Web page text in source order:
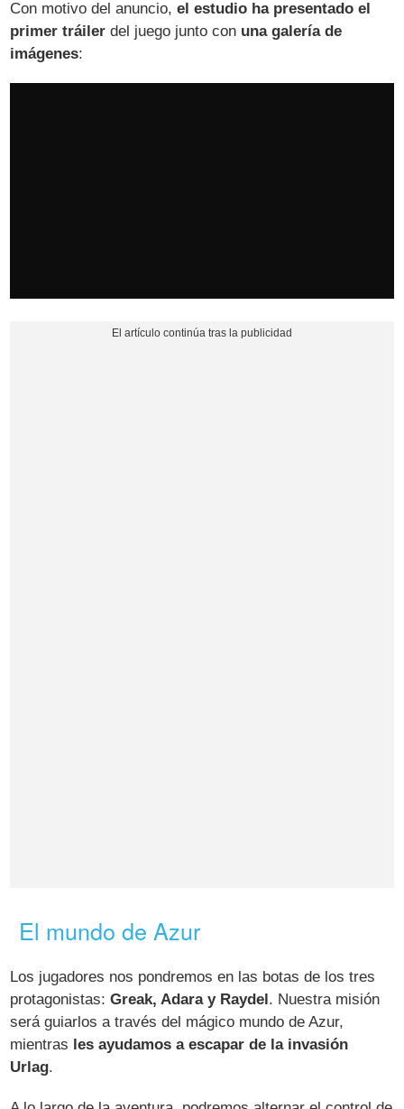
Con motivo del anuncio,el estudio ha presentado el
primer tráiler del juego junto con una galería de
imágenes:
El mundo de Azur
Los jugadores nos pondremos en las botas de los tres
protagonistas:Greak, Adara y Raydel . Nuestra misión
será guiarlos a través del mágico mundo de Azur,
mientras les ayudamos a escapar de la invasión
Urlag.